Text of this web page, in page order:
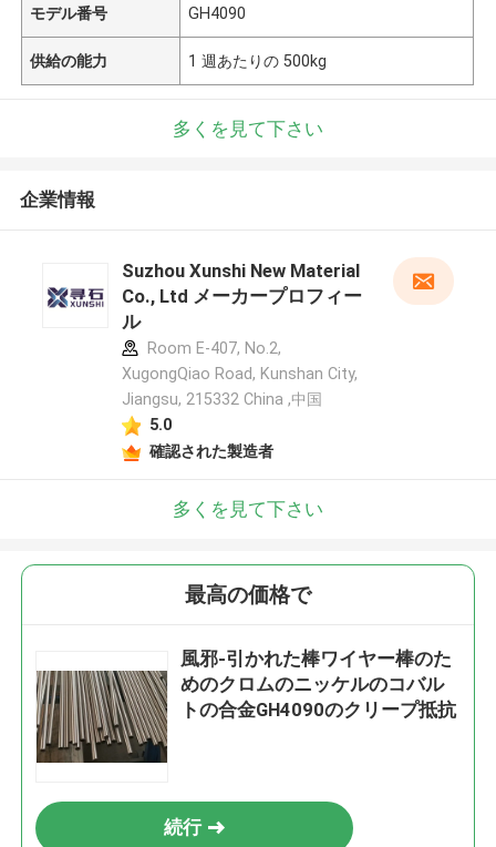
モデル番号 GH4090
供給の能力 1 週あたりの 500kg
多くを見て下さい
企業情報
Suzhou Xunshi New Material
Co., Ltd メーカープロフィー
ル
Room E-407, No.2,
XugongQiao Road, Kunshan City,
Jiangsu, 215332 China ,中国
5.0
確認された製造者
多くを見て下さい
最高の価格で
風邪-引かれた棒ワイヤー棒のた
めのクロムのニッケルのコバル
トの合金GH4090のクリープ抵抗
続行